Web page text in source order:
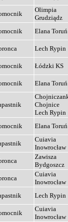
Olimpia
Grudziądz
Elana Toruń
Lech Rypin
Łódzki KS
Elana Toruń
Chojnice
Lech Rypin
Elana Toruń
Cuiavia
Inowrocław
Zawisza
Bydgoszcz
Cuiavia
Inowrocław
Lech Rypin
Cuiavia
Inowrocław